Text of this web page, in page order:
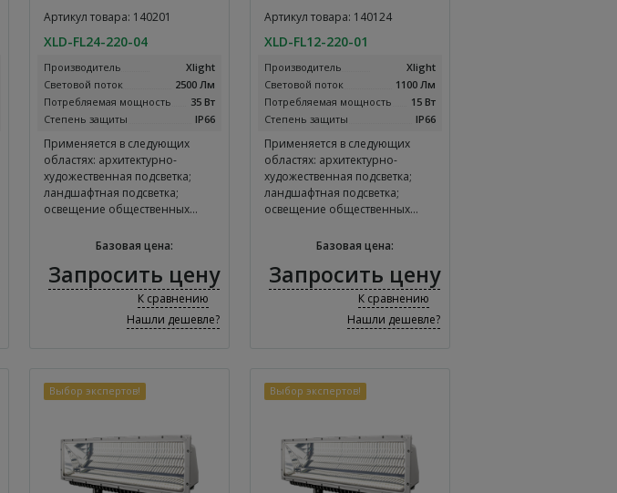
Артикул товара: 140201
XLD-FL24-220-04
Производитель
Xlight
Световой поток
2500 Лм
Потребляемая мощность
35 Вт
Степень защиты
IP66
Применяется в следующих
областях: архитектурно-
художественная подсветка;
ландшафтная подсветка;
освещение общественных…
Базовая цена:
Запросить цену
К сравнению
Нашли дешевле?
Артикул товара: 140124
XLD-FL12-220-01
Производитель
Xlight
Световой поток
1100 Лм
Потребляемая мощность
15 Вт
Степень защиты
IP66
Применяется в следующих
областях: архитектурно-
художественная подсветка;
ландшафтная подсветка;
освещение общественных…
Базовая цена:
Запросить цену
К сравнению
Нашли дешевле?
Выбор экспертов! Выбор экспертов!